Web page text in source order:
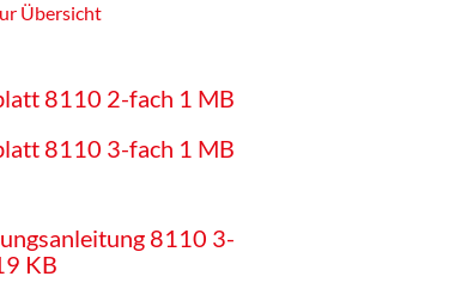
Übersicht
8110 2-fach 1 MB
8110 3-fach 1 MB
8110 3-
KB